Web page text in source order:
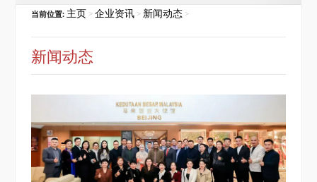
当前位置: 主页 > 企业资讯 > 新闻动态 >
新闻动态